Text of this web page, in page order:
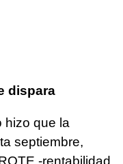
dispara
hizo que la
septiembre,
-rentabilidad